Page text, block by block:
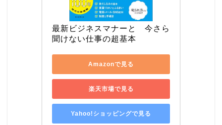
最新ビジネスマナーと　今さら
聞けない仕事の超基本
Amazonで見る
楽天市場で見る
Yahoo!ショッピングで見る